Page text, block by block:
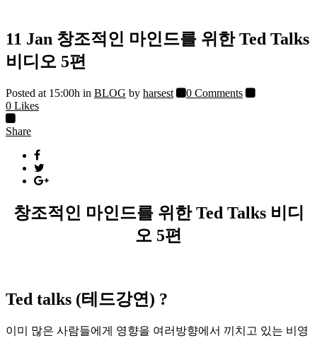
11 Jan 창조적인 마인드를 위한 Ted Talks
비디오 5편
Posted at 15:00h in BLOG by harsest
0 Comments
0 Likes
Share
창조적인 마인드를 위한 Ted Talks 비디
오 5편
Ted talks (테드강연) ?
이미 많은 사람들에게 영향을 여러방향에서 끼치고 있는 비영